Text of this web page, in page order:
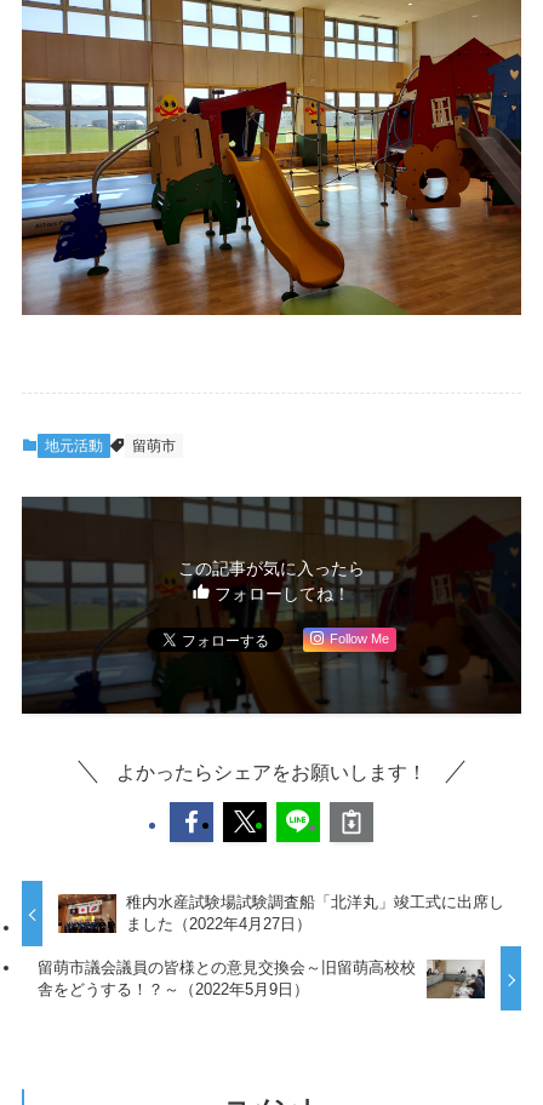
地元活動 留萌市
この記事が気に入ったら
フォローしてね！
Follow Me
よかったらシェアをお願いします！
稚内水産試験場試験調査船「北洋丸」竣工式に出席し
ました（2022年4月27日）
留萌市議会議員の皆様との意見交換会～旧留萌高校校
舎をどうする！？～（2022年5月9日）